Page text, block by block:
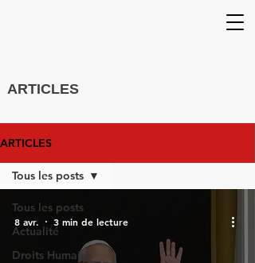
ARTICLES
ARTICLES
Tous les posts
Actualité
Droits Humains
Tous les posts
8 avr. 3 min de lecture